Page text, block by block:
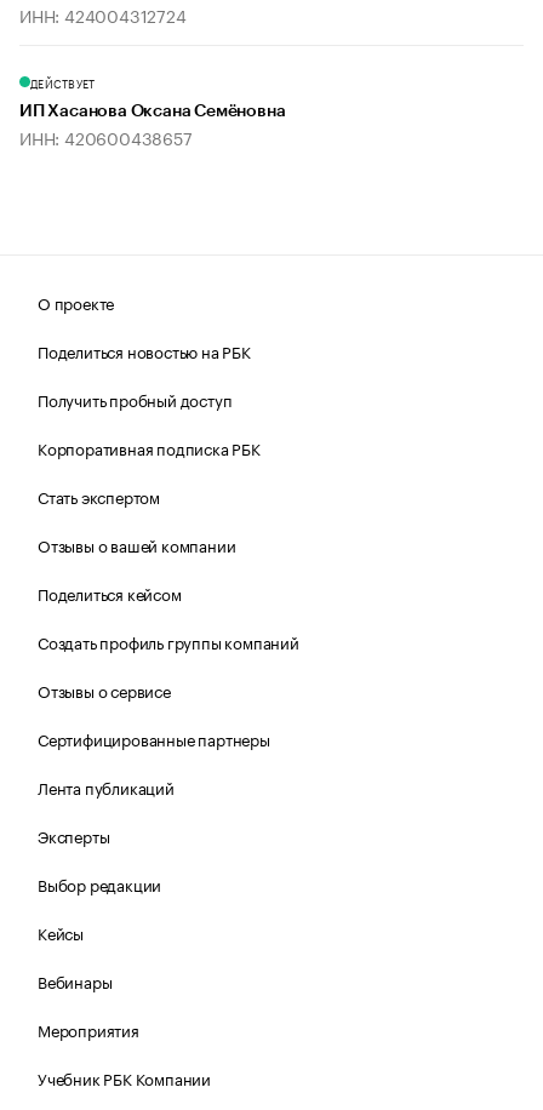
ИНН: 424004312724
ДЕЙСТВУЕТ
ИП Хасанова Оксана Семёновна
ИНН: 420600438657
О проекте
Поделиться новостью на РБК
Получить пробный доступ
Корпоративная подписка РБК
Стать экспертом
Отзывы о вашей компании
Поделиться кейсом
Создать профиль группы компаний
Отзывы о сервисе
Сертифицированные партнеры
Лента публикаций
Эксперты
Выбор редакции
Кейсы
Вебинары
Мероприятия
Учебник РБК Компании